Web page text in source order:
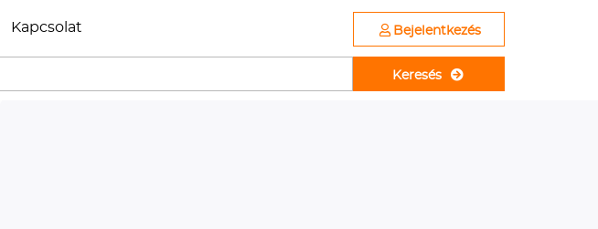
Bejelentkezés
Kapcsolat
Keresés